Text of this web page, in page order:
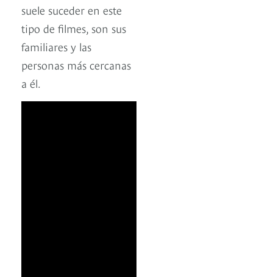
suele suceder en este
tipo de filmes, son sus
familiares y las
personas más cercanas
a él.